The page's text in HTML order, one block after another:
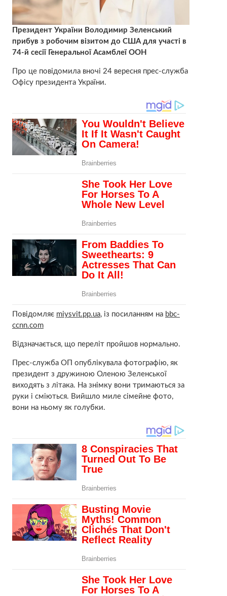
Президент України Володимир Зеленський
прибув з робочим візитом до США для участі в
74-й сесії Генеральної Асамблеї ООН
Про це повідомила вночі 24 вересня прес-служба
Офісу президента України.
Повідомляє miysvit.pp.ua, із посиланням на bbc-
ccnn.com
Відзначається, що переліт пройшов нормально.
Прес-служба ОП опублікувала фотографію, як
президент з дружиною Оленою Зеленської
виходять з літака. На знімку вони тримаються за
руки і сміються. Вийшло миле сімейне фото,
вони на ньому як голубки.